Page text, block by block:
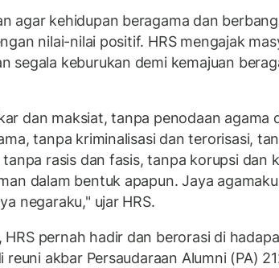
agar kehidupan beragama dan
nilai-nilai positif. HRS mengajak
segala keburukan demi kemajuan
dan maksiat, tanpa penodaan agama
tanpa kriminalisasi dan terorisasi,
rasis dan fasis, tanpa korupsi dan
dalam bentuk apapun. Jaya
negaraku," ujar HRS.
HRS pernah hadir dan berorasi di
reuni akbar Persaudaraan Alumni (PA)